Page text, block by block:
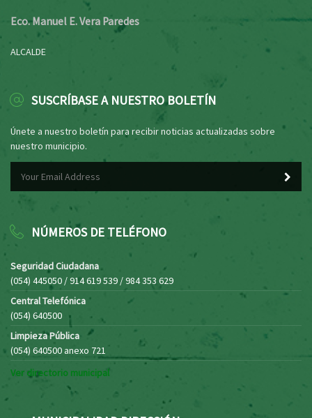
Eco. Manuel E. Vera Paredes
ALCALDE
SUSCRÍBASE A NUESTRO BOLETÍN
Únete a nuestro boletín para recibir noticias actualizadas sobre
nuestro municipio.
NÚMEROS DE TELÉFONO
Seguridad Ciudadana
(054) 445050 / 914 619 539 / 984 353 629
Central Telefónica
(054) 640500
Limpieza Pública
(054) 640500 anexo 721
Ver directorio municipal